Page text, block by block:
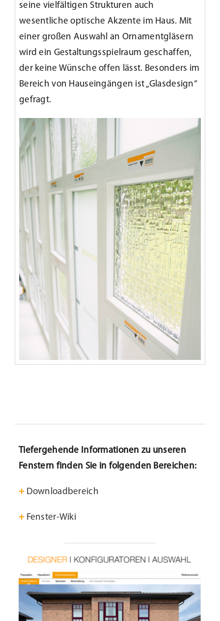
seine vielfältigen Strukturen auch
wesentliche optische Akzente im Haus. Mit
einer großen Auswahl an Ornamentgläsern
wird ein Gestaltungsspielraum geschaffen,
der keine Wünsche offen lässt. Besonders im
Bereich von Hauseingängen ist „Glasdesign“
gefragt.
Tiefergehende Informationen zu unseren
Fenstern finden Sie in folgenden Bereichen:
+Downloadbereich
+Fenster-Wiki